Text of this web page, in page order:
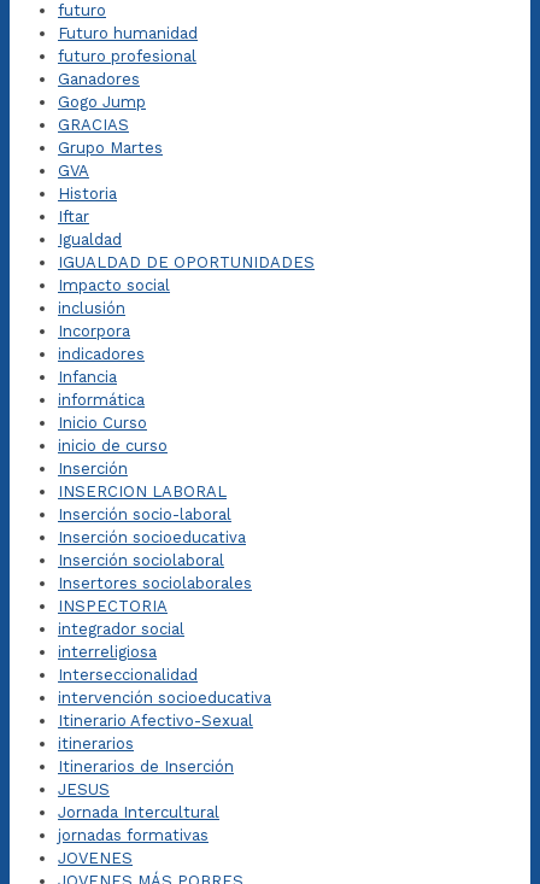
futuro
Futuro humanidad
futuro profesional
Ganadores
Gogo Jump
GRACIAS
Grupo Martes
GVA
Historia
Iftar
Igualdad
IGUALDAD DE OPORTUNIDADES
Impacto social
inclusión
Incorpora
indicadores
Infancia
informática
Inicio Curso
inicio de curso
Inserción
INSERCION LABORAL
Inserción socio-laboral
Inserción socioeducativa
Inserción sociolaboral
Insertores sociolaborales
INSPECTORIA
integrador social
interreligiosa
Interseccionalidad
intervención socioeducativa
Itinerario Afectivo-Sexual
itinerarios
Itinerarios de Inserción
JESUS
Jornada Intercultural
jornadas formativas
JOVENES